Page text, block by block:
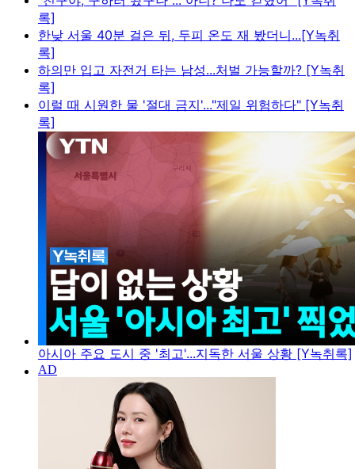
록]
한낮 서울 40분 걸은 뒤, 두피 온도 재 봤더니...[Y녹취
록]
하의만 입고 자전거 타는 남성...처벌 가능할까? [Y녹취
록]
이럴 때 시원한 물 '절대 금지'..."제일 위험하다" [Y녹취
록]
아시아 주요 도시 중 '최고'...지독한 서울 상황 [Y녹취록]